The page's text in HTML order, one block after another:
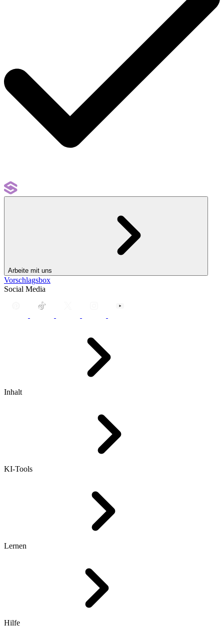
Arbeite mit uns
Vorschlagsbox
Social Media
Inhalt
KI-Tools
Lernen
Hilfe